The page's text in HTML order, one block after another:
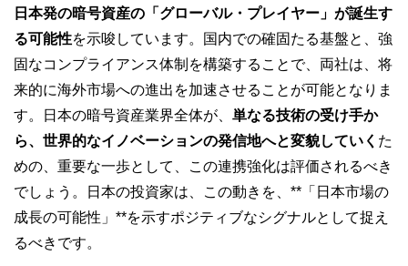
日本発の暗号資産の「グローバル・プレイヤー」が誕生す
る可能性を示唆しています。国内での確固たる基盤と、強
固なコンプライアンス体制を構築することで、両社は、将
来的に海外市場への進出を加速させることが可能となりま
す。日本の暗号資産業界全体が、 単なる技術の受け手か
ら、世界的なイノベーションの発信地へと変貌していく た
めの、重要な一歩として、この連携強化は評価されるべき
でしょう。日本の投資家は、この動きを、**「日本市場の
成長の可能性」**を示すポジティブなシグナルとして捉え
るべきです。